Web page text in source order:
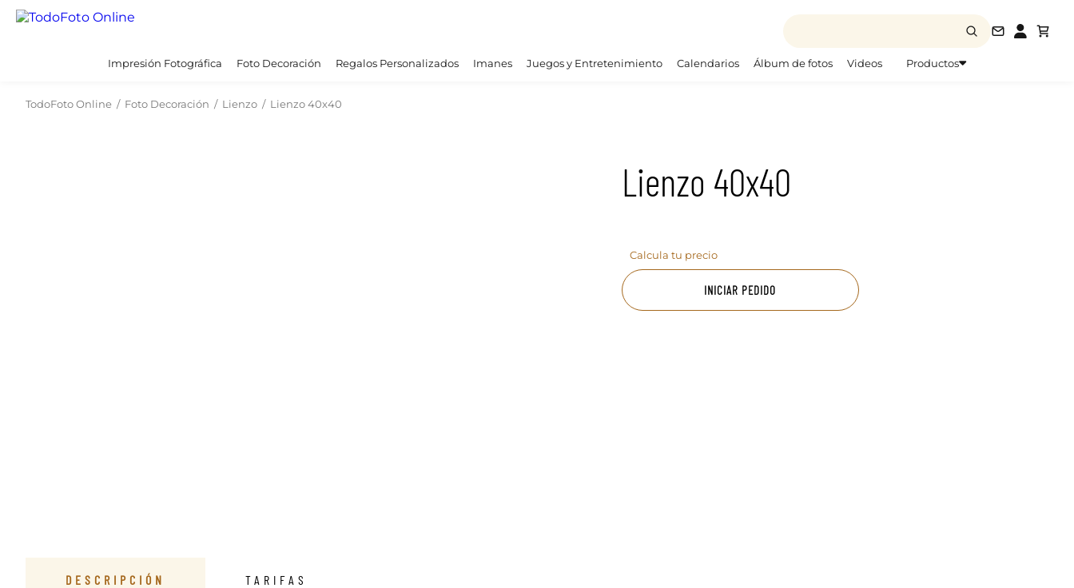
Impresión Fotográfica Foto Decoración Regalos Personalizados Imanes Juegos y Entretenimiento Calendarios Álbum de fotos Videos Productos
TodoFoto Online / Foto Decoración / Lienzo / Lienzo 40x40
Lienzo 40x40
Calcula tu precio
INICIAR PEDIDO
DESCRIPCIÓN TARIFAS